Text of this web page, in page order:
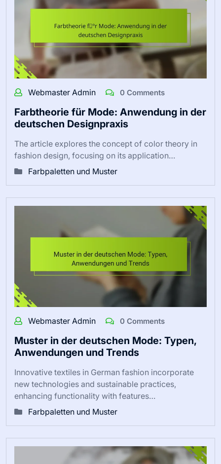
Webmaster Admin 0 Comments
Farbtheorie für Mode: Anwendung in der
deutschen Designpraxis
The article explores the concept of color theory in
fashion design, focusing on its application…
Farbpaletten und Muster
Webmaster Admin 0 Comments
Muster in der deutschen Mode: Typen,
Anwendungen und Trends
Innovative textiles in German fashion incorporate
new technologies and sustainable practices,
enhancing functionality with features…
Farbpaletten und Muster